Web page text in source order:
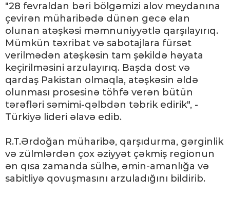
"28 fevraldan bəri bölgəmizi alov meydanına
çevirən müharibədə dünən gecə elan
olunan atəşkəsi məmnuniyyətlə qarşılayırıq.
Mümkün təxribat və sabotajlara fürsət
verilmədən atəşkəsin tam şəkildə həyata
keçirilməsini arzulayırıq. Başda dost və
qardaş Pakistan olmaqla, atəşkəsin əldə
olunması prosesinə töhfə verən bütün
tərəfləri səmimi-qəlbdən təbrik edirik", -
Türkiyə lideri əlavə edib.
R.T.Ərdoğan müharibə, qarşıdurma, gərginlik
və zülmlərdən çox əziyyət çəkmiş regionun
ən qısa zamanda sülhə, əmin-amanlığa və
sabitliyə qovuşmasını arzuladığını bildirib.